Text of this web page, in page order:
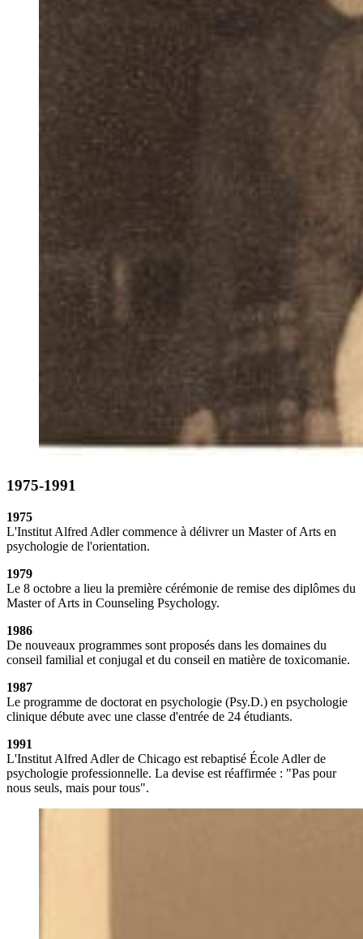
1975-1991
1975
L'Institut Alfred Adler commence à délivrer un Master of Arts en
psychologie de l'orientation.
1979
Le 8 octobre a lieu la première cérémonie de remise des diplômes du
Master of Arts in Counseling Psychology.
1986
De nouveaux programmes sont proposés dans les domaines du
conseil familial et conjugal et du conseil en matière de toxicomanie.
1987
Le programme de doctorat en psychologie (Psy.D.) en psychologie
clinique débute avec une classe d'entrée de 24 étudiants.
1991
L'Institut Alfred Adler de Chicago est rebaptisé École Adler de
psychologie professionnelle. La devise est réaffirmée : "Pas pour
nous seuls, mais pour tous".